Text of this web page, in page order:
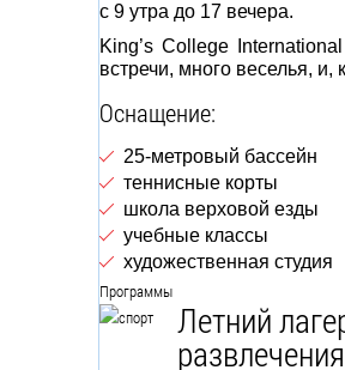
с 9 утра до 17 вечера.
King’s College
встречи, много веселья, и,
Оснащение:
25-метровый бассейн
теннисные корты
школа верховой езды
учебные классы
художественная студия
Программы
Летний
развлечения